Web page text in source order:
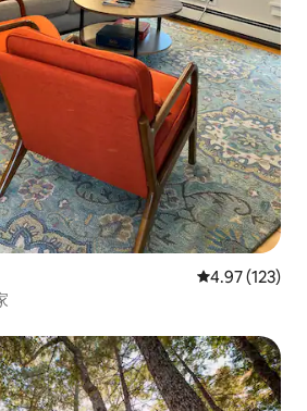
レビュー123
4.97 (123)
スです。